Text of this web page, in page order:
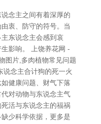
念主之间有着深厚的
衷、防守的符号。当
东说念主会感到哀
影响。 上饶养花网 -
图片,多肉植物常见问题
说念主合计狗的死一火
健康问题、财气下落
对动物与东说念主气
活与东说念主的福祸
少科学依据，更多是